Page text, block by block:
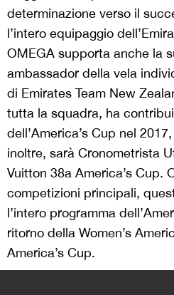
determinazione verso il
l’intero equipaggio
OMEGA supporta anche la
ambassador della vela
di Emirates Team New
tutta la squadra, ha
dell’America’s Cup nel
inoltre, sarà Cronometrista
Vuitton 38a America’s Cup.
competizioni principali,
l’intero programma
ritorno della Women’s
America’s Cup.